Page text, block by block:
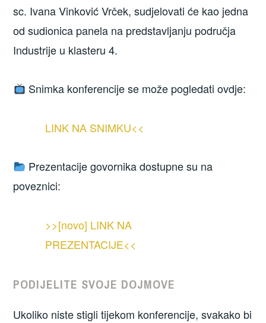
sc. Ivana Vinković Vrček, sudjelovati će kao jedna
od sudionica panela na predstavljanju područja
Industrije u klasteru 4.
Snimka konferencije se može pogledati ovdje:
LINK NA SNIMKU<<
Prezentacije govornika dostupne su na
poveznici:
>>[novo] LINK NA
PREZENTACIJE<<
PODIJELITE SVOJE DOJMOVE
Ukoliko niste stigli tijekom konferencije, svakako bi